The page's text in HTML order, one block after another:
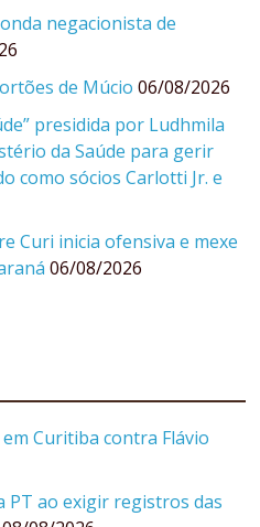
negacionista de
de Múcio 06/08/2026
presidida por Ludhmila
da Saúde para gerir
como sócios Carlotti Jr. e
Curi inicia ofensiva e mexe
06/08/2026
Curitiba contra Flávio
PT ao exigir registros das